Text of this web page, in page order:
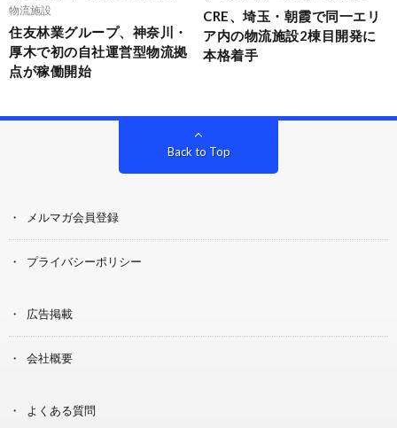
物流施設
住友林業グループ、神奈川・
厚木で初の自社運営型物流拠
点が稼働開始
CRE、埼玉・朝霞で同一エリ
ア内の物流施設2棟目開発に
本格着手
Back to Top
メルマガ会員登録
プライバシーポリシー
広告掲載
会社概要
よくある質問